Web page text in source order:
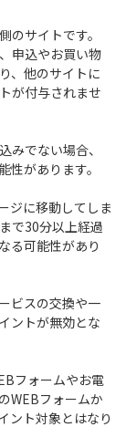
のサイトです。
申込やお買い物
、他のサイトに
が付与されませ
みでない場合、
があります。
ジに移動してしま
で30分以上経過
る可能性があり
ビスの交換や一
ントが無効とな
フォームやお電
WEBフォームか
ント対象とはなり